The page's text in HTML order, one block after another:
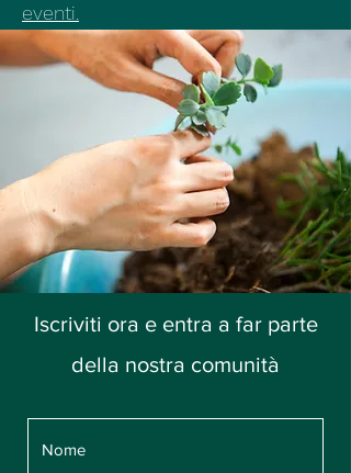
eventi.
Iscriviti ora e entra a far parte
della nostra comunità